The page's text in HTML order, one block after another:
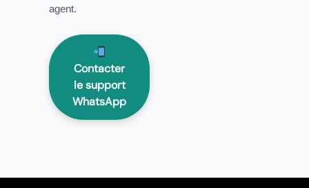
agent.
Contacter
le support
WhatsApp